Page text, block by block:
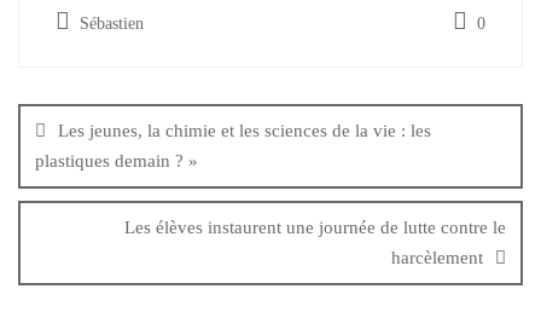
Sébastien 0
Les jeunes, la chimie et les sciences de la vie : les
plastiques demain ? »
Les élèves instaurent une journée de lutte contre le
harcèlement